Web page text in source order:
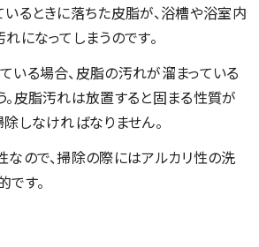
いるときに落ちた皮脂が、浴槽や浴室内
になってしまうのです。
いる場合、皮脂の汚れが溜まっている
。皮脂汚れは放置すると固まる性質が
しなければなりません。
なので、掃除の際にはアルカリ性の洗
す。